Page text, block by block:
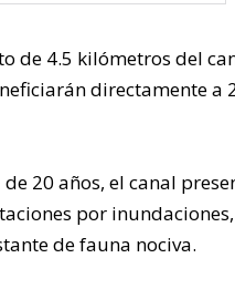
de 4.5 kilómetros del
directamente a
20 años, el canal
por
de fauna nociva.